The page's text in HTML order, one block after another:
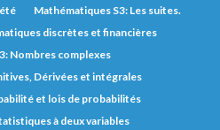
Mathématiques S3: Les suites.
discrètes et financières
Nombres complexes
Dérivées et intégrales
et lois de probabilités
à deux variables